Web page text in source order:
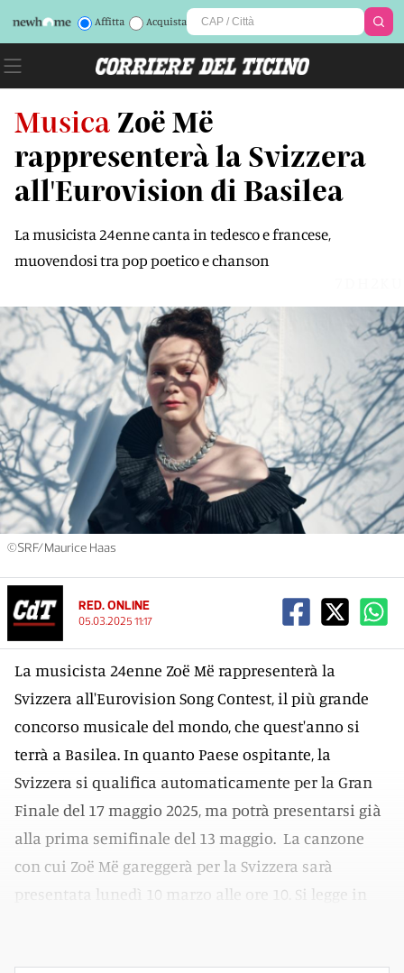
Affitta Acquista
Musica Zoë Më
rappresenterà la Svizzera
all'Eurovision di Basilea
La musicista 24enne canta in tedesco e francese,
muovendosi tra pop poetico e chanson
©SRF/Maurice Haas
RED. ONLINE
05.03.2025 11:17
La musicista 24enne Zoë Më rappresenterà la
Svizzera all'Eurovision Song Contest, il più grande
concorso musicale del mondo, che quest'anno si
terrà a Basilea. In quanto Paese ospitante, la
Svizzera si qualifica automaticamente per la Gran
Finale del 17 maggio 2025, ma potrà presentarsi già
alla prima semifinale del 13 maggio. La canzone
con cui Zoë Më gareggerà per la Svizzera sarà
presentata lunedì 10 marzo alle ore 10. Si legge in